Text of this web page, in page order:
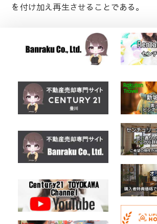
を付け加え再生させることである。